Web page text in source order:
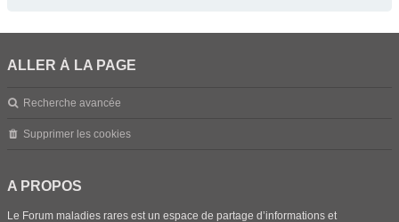
ALLER À LA PAGE
Recherche avancée
Supprimer les cookies
A PROPOS
Le Forum maladies rares est un espace de partage d’informations et